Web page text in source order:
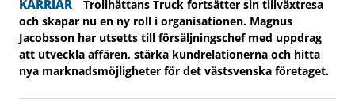
KARRIÄR
Trollhättans Truck fortsätter sin tillväxtresa
och skapar nu en ny roll i organisationen. Magnus
Jacobsson har utsetts till försäljningschef med uppdrag
att utveckla affären, stärka kundrelationerna och hitta
nya marknadsmöjligheter för det västsvenska företaget.